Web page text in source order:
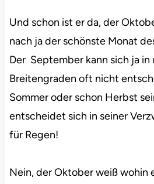
Und schon ist er da, der
nach ja der schönste Monat
Der September kann sich ja in
Breitengraden oft nicht
Sommer oder schon Herbst
entscheidet sich in seiner
für Regen!
Nein, der Oktober weiß wohin